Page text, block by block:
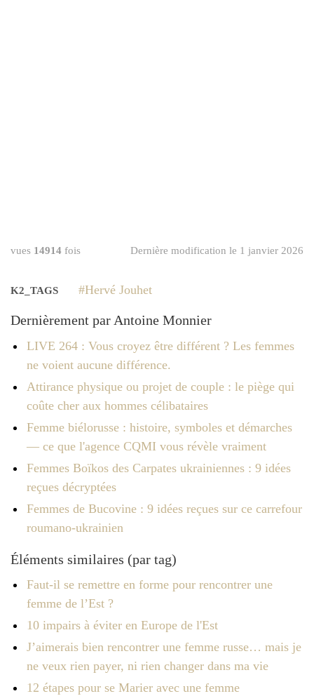
vues 14914 fois Dernière modification le 1 janvier 2026
K2_TAGS Hervé Jouhet
Dernièrement par Antoine Monnier
LIVE 264 : Vous croyez être différent ? Les femmes
ne voient aucune différence.
Attirance physique ou projet de couple : le piège qui
coûte cher aux hommes célibataires
Femme biélorusse : histoire, symboles et démarches
— ce que l'agence CQMI vous révèle vraiment
Femmes Boïkos des Carpates ukrainiennes : 9 idées
reçues décryptées
Femmes de Bucovine : 9 idées reçues sur ce carrefour
roumano-ukrainien
Éléments similaires (par tag)
Faut-il se remettre en forme pour rencontrer une
femme de l’Est ?
10 impairs à éviter en Europe de l'Est
J’aimerais bien rencontrer une femme russe… mais je
ne veux rien payer, ni rien changer dans ma vie
12 étapes pour se Marier avec une femme